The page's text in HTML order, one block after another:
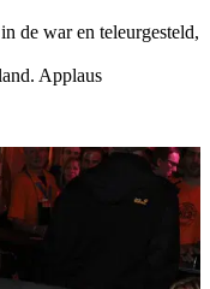
de war en teleurgesteld,
Applaus